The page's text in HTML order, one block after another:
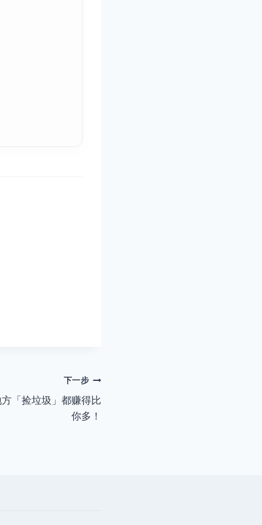
下一步
「捡垃圾」都赚得比
你多！